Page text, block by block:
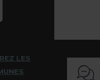
LES